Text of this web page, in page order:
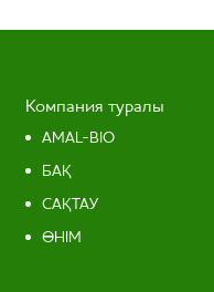
Компания туралы
AMAL-BIO
БАҚ
САҚТАУ
ӨНІМ